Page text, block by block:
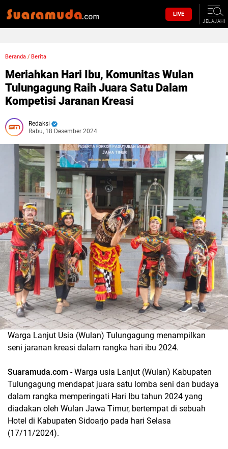
LIVE
JELAJAHI
Beranda / Berita
Meriahkan Hari Ibu, Komunitas Wulan
Tulungagung Raih Juara Satu Dalam
Kompetisi Jaranan Kreasi
Redaksi
Rabu, 18 Desember 2024
Warga Lanjut Usia (Wulan) Tulungagung menampilkan
seni jaranan kreasi dalam rangka hari ibu 2024.
Suaramuda.com - Warga usia Lanjut (Wulan) Kabupaten
Tulungagung mendapat juara satu lomba seni dan budaya
dalam rangka memperingati Hari Ibu tahun 2024 yang
diadakan oleh Wulan Jawa Timur, bertempat di sebuah
Hotel di Kabupaten Sidoarjo pada hari Selasa
(17/11/2024).